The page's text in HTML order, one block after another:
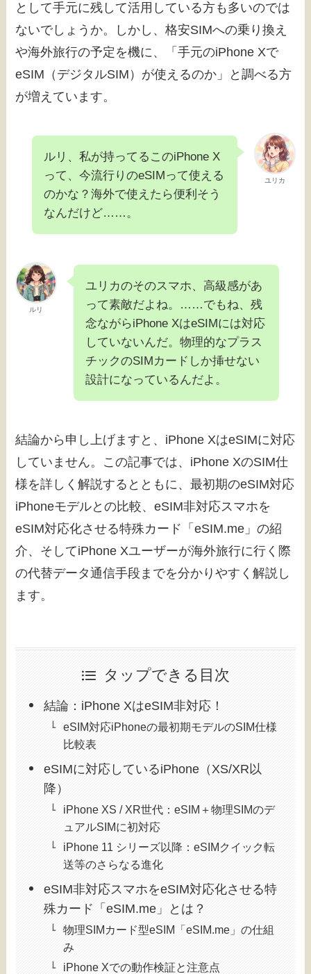
として手元に残して活用している方も多いのでは
ないでしょうか。しかし、格安SIMへの乗り換え
や海外旅行の予定を機に、「手元のiPhone Xで
eSIM（デジタルSIM）が使えるのか」と調べる方
が増えています。
ユリカ
ルリ、私が持ってるこのiPhone X
って、今流行りのeSIMって使える
のかな？海外で使えたら便利そう
なんだけど……。
ルリ
ユリカのそのスマホ、高級感があ
って素敵だよね。……でもね、残
念ながらiPhone XはeSIMには対応
していないんだ。物理的なプラス
チックのSIMカードしか挿せない
設計になっているんだよ。
結論から申し上げますと、iPhone XはeSIMに対応
していません。この記事では、iPhone XのSIM仕
様を詳しく解説するとともに、最初期のeSIM対応
iPhoneモデルとの比較、eSIM非対応スマホを
eSIM対応化させる特殊カード「eSIM.me」の紹
介、そしてiPhone Xユーザーが海外旅行に行く際
の代替データ通信手段までを分かりやすく解説し
ます。
タップできる目次
結論：iPhone XはeSIM非対応！
eSIM対応iPhoneの最初期モデルのSIM仕様
比較表
eSIMに対応しているiPhone（XS/XR以
降）
iPhone XS / XR世代：eSIM＋物理SIMのデ
ュアルSIMに初対応
iPhone 11 シリーズ以降：eSIMクイック転
送等のさらなる進化
eSIM非対応スマホをeSIM対応化させる特
殊カード「eSIM.me」とは？
物理SIMカード型eSIM「eSIM.me」の仕組
み
iPhone Xでの動作検証と注意点